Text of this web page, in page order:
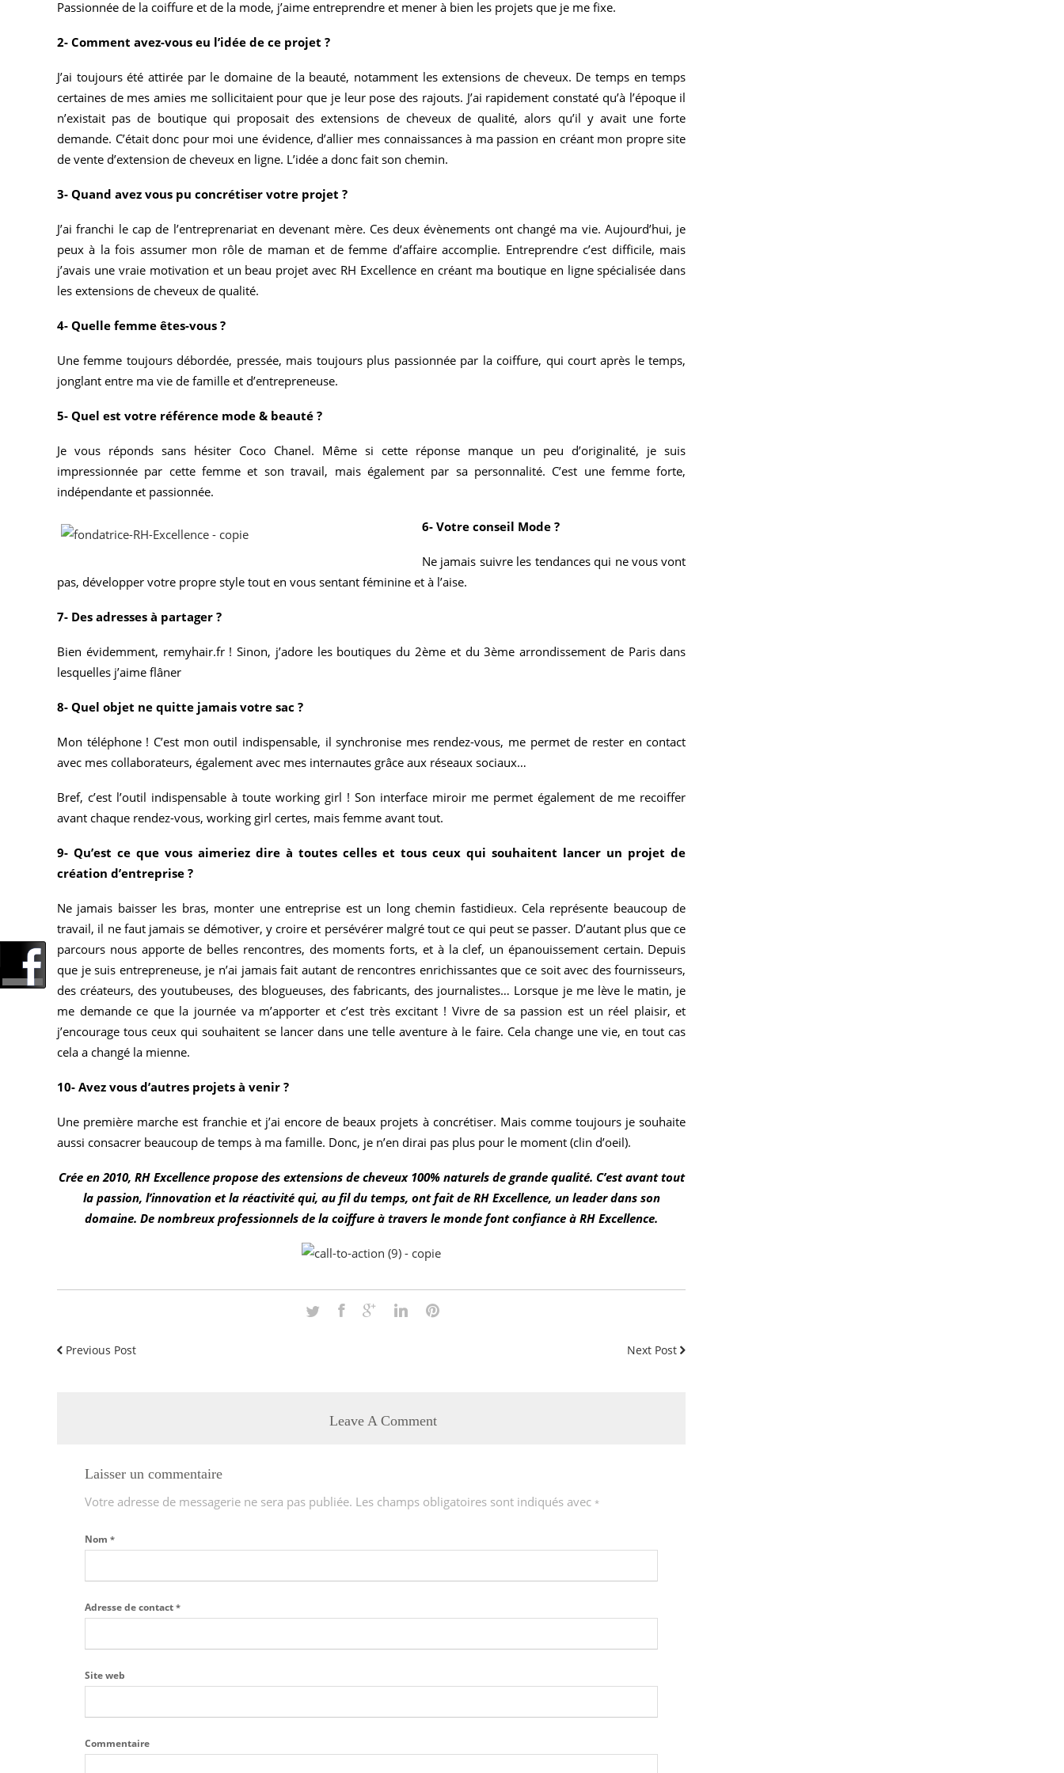
Passionnée de la coiffure et de la mode, j’aime entreprendre et mener à bien les projets que je me fixe.
2- Comment avez-vous eu l’idée de ce projet ?
J’ai toujours été attirée par le domaine de la beauté, notamment les extensions de cheveux. De temps en temps
certaines de mes amies me sollicitaient pour que je leur pose des rajouts. J’ai rapidement constaté qu’à l’époque il
n’existait pas de boutique qui proposait des extensions de cheveux de qualité, alors qu’il y avait une forte
demande. C’était donc pour moi une évidence, d’allier mes connaissances à ma passion en créant mon propre site
de vente d’extension de cheveux en ligne. L’idée a donc fait son chemin.
3- Quand avez vous pu concrétiser votre projet ?
J’ai franchi le cap de l’entreprenariat en devenant mère. Ces deux évènements ont changé ma vie. Aujourd’hui, je
peux à la fois assumer mon rôle de maman et de femme d’affaire accomplie. Entreprendre c’est difficile, mais
j’avais une vraie motivation et un beau projet avec RH Excellence en créant ma boutique en ligne spécialisée dans
les extensions de cheveux de qualité.
4- Quelle femme êtes-vous ?
Une femme toujours débordée, pressée, mais toujours plus passionnée par la coiffure, qui court après le temps,
jonglant entre ma vie de famille et d’entrepreneuse.
5- Quel est votre référence mode & beauté ?
Je vous réponds sans hésiter Coco Chanel. Même si cette réponse manque un peu d’originalité, je suis
impressionnée par cette femme et son travail, mais également par sa personnalité. C’est une femme forte,
indépendante et passionnée.
6- Votre conseil Mode ?
Ne jamais suivre les tendances qui ne vous vont
pas, développer votre propre style tout en vous sentant féminine et à l’aise.
7- Des adresses à partager ?
Bien évidemment, remyhair.fr ! Sinon, j’adore les boutiques du 2ème et du 3ème arrondissement de Paris dans
lesquelles j’aime flâner
8- Quel objet ne quitte jamais votre sac ?
Mon téléphone ! C’est mon outil indispensable, il synchronise mes rendez-vous, me permet de rester en contact
avec mes collaborateurs, également avec mes internautes grâce aux réseaux sociaux…
Bref, c’est l’outil indispensable à toute working girl ! Son interface miroir me permet également de me recoiffer
avant chaque rendez-vous, working girl certes, mais femme avant tout.
9- Qu’est ce que vous aimeriez dire à toutes celles et tous ceux qui souhaitent lancer un projet de
création d’entreprise ?
Ne jamais baisser les bras, monter une entreprise est un long chemin fastidieux. Cela représente beaucoup de
travail, il ne faut jamais se démotiver, y croire et persévérer malgré tout ce qui peut se passer. D’autant plus que ce
parcours nous apporte de belles rencontres, des moments forts, et à la clef, un épanouissement certain. Depuis
que je suis entrepreneuse, je n’ai jamais fait autant de rencontres enrichissantes que ce soit avec des fournisseurs,
des créateurs, des youtubeuses, des blogueuses, des fabricants, des journalistes… Lorsque je me lève le matin, je
me demande ce que la journée va m’apporter et c’est très excitant ! Vivre de sa passion est un réel plaisir, et
j’encourage tous ceux qui souhaitent se lancer dans une telle aventure à le faire. Cela change une vie, en tout cas
cela a changé la mienne.
10- Avez vous d’autres projets à venir ?
Une première marche est franchie et j’ai encore de beaux projets à concrétiser. Mais comme toujours je souhaite
aussi consacrer beaucoup de temps à ma famille. Donc, je n’en dirai pas plus pour le moment (clin d’oeil).
Crée en 2010, RH Excellence propose des extensions de cheveux 100% naturels de grande qualité. C’est avant tout
la passion, l’innovation et la réactivité qui, au fil du temps, ont fait de RH Excellence, un leader dans son
domaine. De nombreux professionnels de la coiffure à travers le monde font confiance à RH Excellence.
Previous Post Next Post
Leave A Comment
Laisser un commentaire
Votre adresse de messagerie ne sera pas publiée. Les champs obligatoires sont indiqués avec *
Nom *
Adresse de contact *
Site web
Commentaire